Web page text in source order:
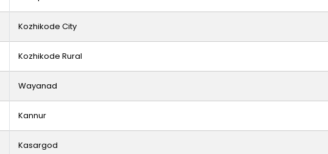
Kozhikode City
Kozhikode Rural
Wayanad
Kannur
Kasargod